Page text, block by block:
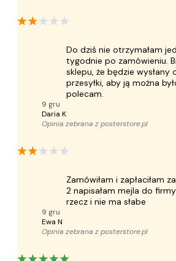
Do dziś nie otrzymałam
tygodnie po zamówieniu.
sklepu, że będzie wysłany
przesyłki, aby ją można
polecam.
9 gru
Daria K
Opinia zebrana zposterstore.pl
Zamówiłam i zapłaciłam
2 napisałam mejla do
rzecz i nie ma słabe
9 gru
Ewa N
Opinia zebrana zposterstore.pl